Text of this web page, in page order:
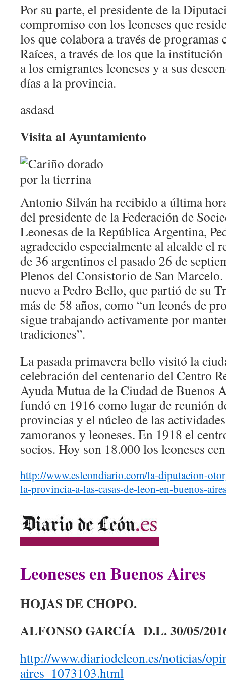
Por su parte, el presidente de la
compromiso con los leoneses que
los que colabora a través de
Raíces, a través de los que la
a los emigrantes leoneses y a sus
días a la provincia.
asdasd
Visita al Ayuntamiento
Antonio Silván ha recibido a última
del presidente de la Federación de
Leonesas de la República Argentina,
agradecido especialmente al alcalde el
de 36 argentinos el pasado 26 de
Plenos del Consistorio de San Marcelo.
nuevo a Pedro Bello, que partió de su
más de 58 años, como “un leonés de
sigue trabajando activamente por
tradiciones”.
La pasada primavera bello visitó la
celebración del centenario del Centro
Ayuda Mutua de la Ciudad de Buenos
fundó en 1916 como lugar de reunión
provincias y el núcleo de las
zamoranos y leoneses. En 1918 el
socios. Hoy son 18.000 los leoneses
http://www.esleondiario.com/la-diputacion-
la-provincia-a-las-casas-de-leon-en-buenos-
Leoneses en Buenos Aires
HOJAS DE CHOPO.
ALFONSO GARCÍA D.L. 30/05/
http://www.diariodeleon.es/noticias/
aires_1073103.html